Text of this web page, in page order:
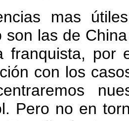
mas
son las de
franquista, por
con los
Pero no en